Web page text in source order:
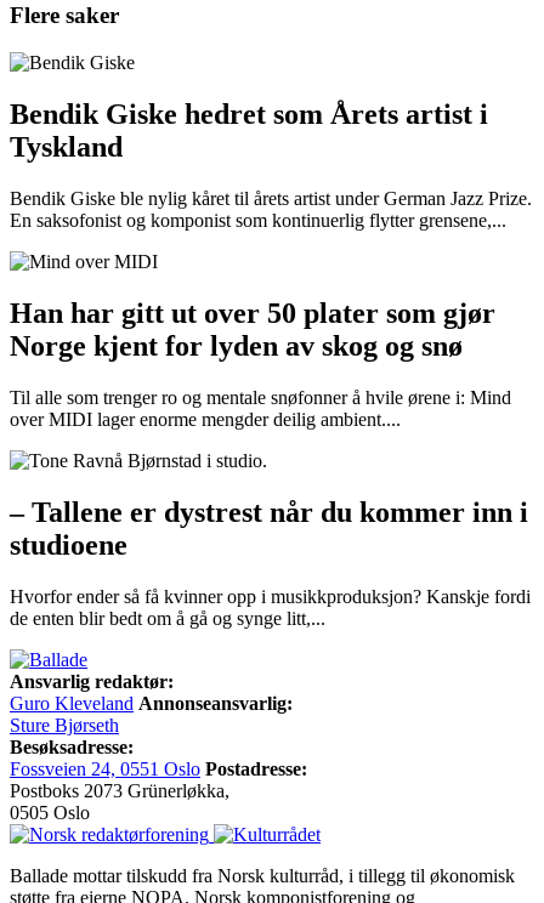
Flere saker
Bendik Giske hedret som Årets artist i
Tyskland
Bendik Giske ble nylig kåret til årets artist under German Jazz Prize.
En saksofonist og komponist som kontinuerlig flytter grensene,...
Han har gitt ut over 50 plater som gjør
Norge kjent for lyden av skog og snø
Til alle som trenger ro og mentale snøfonner å hvile ørene i: Mind
over MIDI lager enorme mengder deilig ambient....
– Tallene er dystrest når du kommer inn i
studioene
Hvorfor ender så få kvinner opp i musikkproduksjon? Kanskje fordi
de enten blir bedt om å gå og synge litt,...
Ansvarlig redaktør:
Guro Kleveland Annonseansvarlig:
Sture Bjørseth
Besøksadresse:
Fossveien 24, 0551 Oslo Postadresse:
Postboks 2073 Grünerløkka,
0505 Oslo
Ballade mottar tilskudd fra Norsk kulturråd, i tillegg til økonomisk
støtte fra eierne NOPA, Norsk komponistforening og